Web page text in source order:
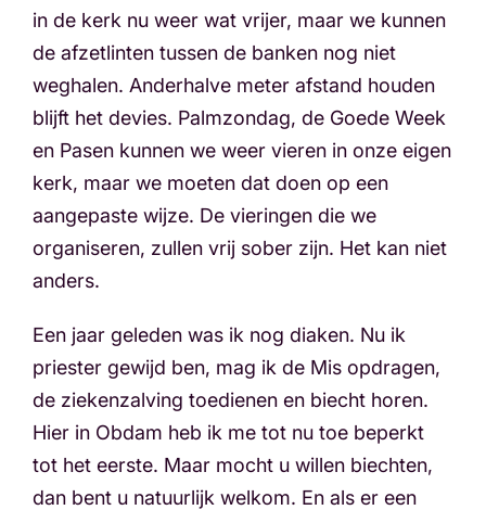
in de kerk nu weer wat vrijer, maar we kunnen
de afzetlinten tussen de banken nog niet
weghalen. Anderhalve meter afstand houden
blijft het devies. Palmzondag, de Goede Week
en Pasen kunnen we weer vieren in onze eigen
kerk, maar we moeten dat doen op een
aangepaste wijze. De vieringen die we
organiseren, zullen vrij sober zijn. Het kan niet
anders.
Een jaar geleden was ik nog diaken. Nu ik
priester gewijd ben, mag ik de Mis opdragen,
de ziekenzalving toedienen en biecht horen.
Hier in Obdam heb ik me tot nu toe beperkt
tot het eerste. Maar mocht u willen biechten,
dan bent u natuurlijk welkom. En als er een